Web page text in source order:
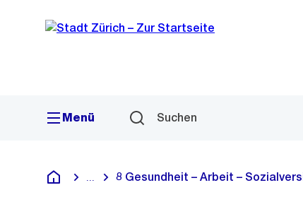
Navigation
Sprunglink
Menü Suchen
Deutsch
Blende alle Breadcrumbs ein
8 Gesundheit – Arbeit –